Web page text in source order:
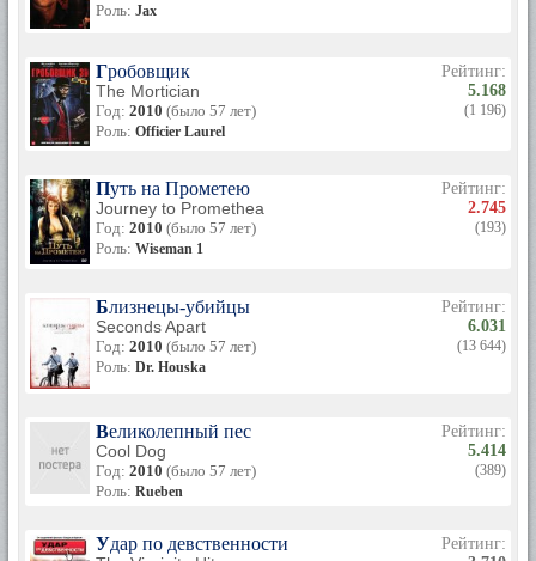
Роль: Jax
Гробовщик
The Mortician
Год: 2010 (было 57 лет)
Роль: Officier Laurel
Рейтинг:
5.168
(1 196)
Путь на Прометею
Journey to Promethea
Год: 2010 (было 57 лет)
Роль: Wiseman 1
Рейтинг:
2.745
(193)
Близнецы-убийцы
Seconds Apart
Год: 2010 (было 57 лет)
Роль: Dr. Houska
Рейтинг:
6.031
(13 644)
Великолепный пес
Cool Dog
Год: 2010 (было 57 лет)
Роль: Rueben
Рейтинг:
5.414
(389)
Удар по девственности
Рейтинг: